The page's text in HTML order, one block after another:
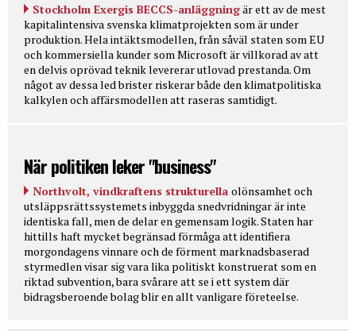
Stockholm Exergis BECCS-anläggningär ett av de mest
kapitalintensiva svenska klimatprojekten som är under
produktion. Hela intäktsmodellen, från såväl staten som EU
och kommersiella kunder som Microsoft är villkorad av att
en delvis oprövad teknik levererar utlovad prestanda. Om
något av dessa led brister riskerar både den klimatpolitiska
kalkylen och affärsmodellen att raseras samtidigt.
När politiken leker "business"
Northvolt, vindkraftens strukturella olönsamhet och
utsläppsrättssystemets inbyggda snedvridningar är inte
identiska fall, men de delar en gemensam logik. Staten har
hittills haft mycket begränsad förmåga att identifiera
morgondagens vinnare och de förment marknadsbaserad
styrmedlen visar sig vara lika politiskt konstruerat som en
riktad subvention, bara svårare att se i ett system där
bidragsberoende bolag blir en allt vanligare företeelse.